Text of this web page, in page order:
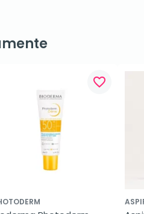
favorite_border